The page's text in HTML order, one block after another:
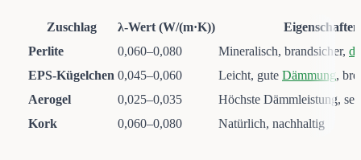
Zuschlag λ-Wert (W/(m·K))
Eigenschaften
Perlite
0,060–0,080 Mineralisch, brandsicher,
EPS-Kügelchen 0,045–0,060 Leicht, gute Dämmung,
Aerogel
0,025–0,035
Höchste Dämmleistung,
Kork
0,060–0,080 Natürlich, nachhaltig